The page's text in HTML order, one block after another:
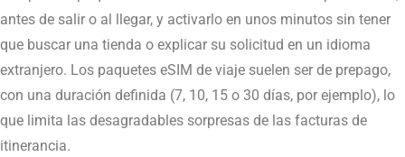
antes de salir o al llegar, y activarlo en unos minutos sin tener
que buscar una tienda o explicar su solicitud en un idioma
extranjero. Los paquetes eSIM de viaje suelen ser de prepago,
con una duración definida (7, 10, 15 o 30 días, por ejemplo), lo
que limita las desagradables sorpresas de las facturas de
itinerancia.